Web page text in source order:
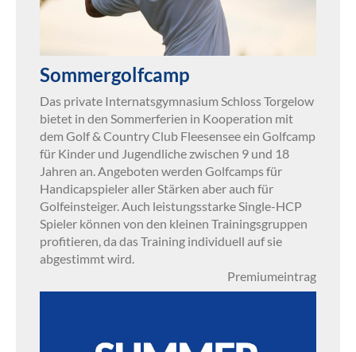
Sommergolfcamp
Das private Internatsgymnasium Schloss Torgelow
bietet in den Sommerferien in Kooperation mit
dem Golf & Country Club Fleesensee ein Golfcamp
für Kinder und Jugendliche zwischen 9 und 18
Jahren an. Angeboten werden Golfcamps für
Handicapspieler aller Stärken aber auch für
Golfeinsteiger. Auch leistungsstarke Single-HCP
Spieler können von den kleinen Trainingsgruppen
profitieren, da das Training individuell auf sie
abgestimmt wird.
Premiumeintrag